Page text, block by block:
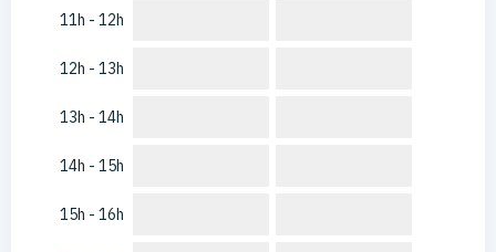
11h - 12h
12h - 13h
13h - 14h
14h - 15h
15h - 16h